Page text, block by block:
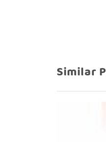
Similar